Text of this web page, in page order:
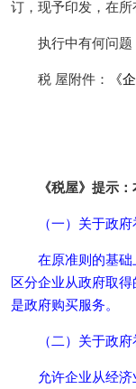
订，现予印发，在
执行中有何问题
税 屋附件： 《
《税屋》提示
（一）关于政
在原准则的基
区分企业从政府取
是政府购买服务。
（二）关于政
允许企业从经